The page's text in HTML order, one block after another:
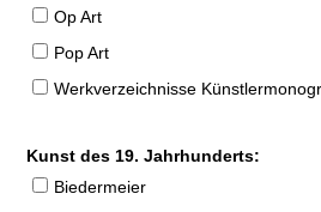
Op Art
Pop Art
Werkverzeichnisse
Kunst des 19. Jahrhunderts:
Biedermeier